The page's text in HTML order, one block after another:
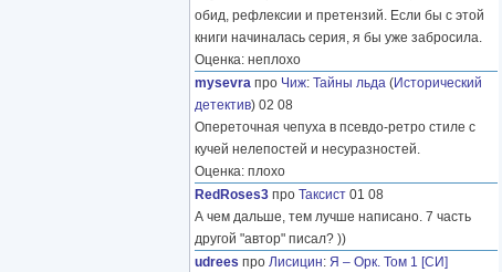
обид, рефлексии и претензий. Если бы с этой
книги начиналась серия, я бы уже забросила.
Оценка: неплохо
mysevra про Чиж: Тайны льда (Исторический
детектив) 02 08
Опереточная чепуха в псевдо-ретро стиле с
кучей нелепостей и несуразностей.
Оценка: плохо
RedRoses3 про Таксист 01 08
А чем дальше, тем лучше написано. 7 часть
другой "автор" писал? ))
udrees про Лисицин: Я – Орк. Том 1 [СИ]